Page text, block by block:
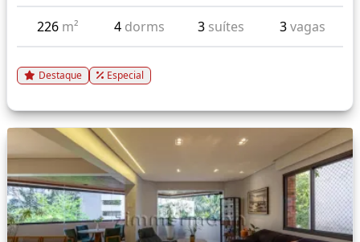
226 m² 4 dorms 3 suítes 3vagas
Destaque Especial